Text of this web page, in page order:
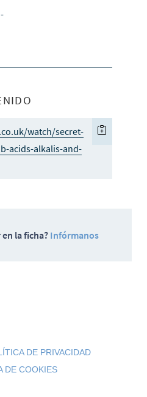
-
watch/secret-
acids-alkalis-and-
la ficha? Infórmanos
DE PRIVACIDAD
DE COOKIES